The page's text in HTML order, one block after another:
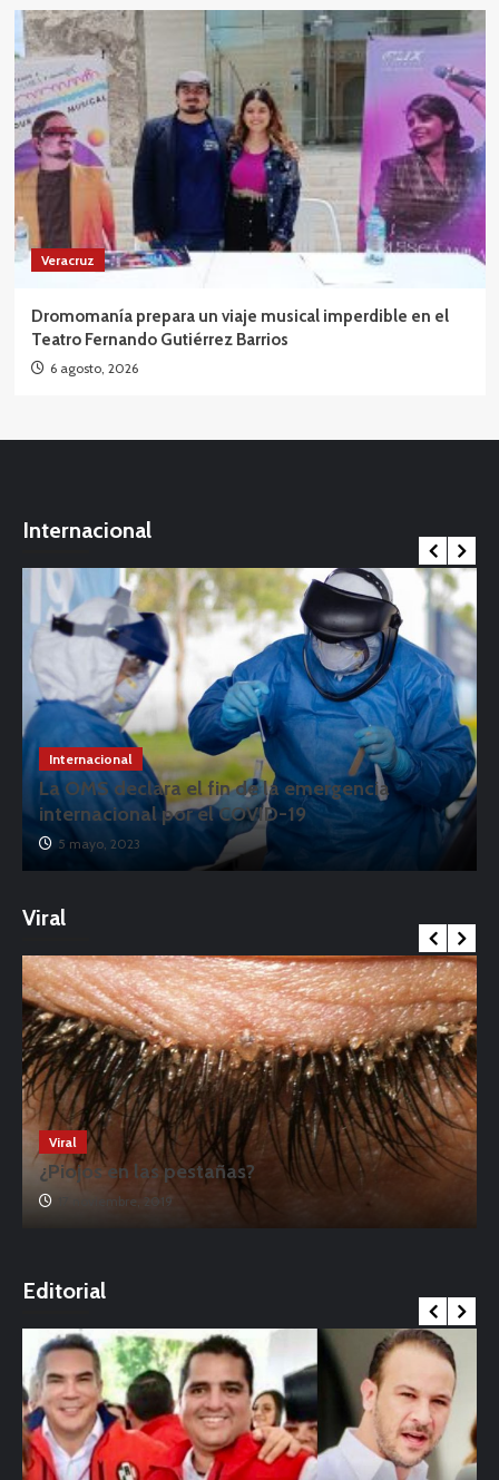
Veracruz
Dromomanía prepara un viaje musical imperdible en el
Teatro Fernando Gutiérrez Barrios
6 agosto, 2026
Internacional
Internacional
La OMS declara el fin de la emergencia
internacional por el COVID-19
5 mayo, 2023
Viral
Viral
¿Piojos en las pestañas?
17 noviembre, 2019
Editorial